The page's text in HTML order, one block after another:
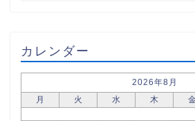
カレンダー
2026年8月
月
火 水 木